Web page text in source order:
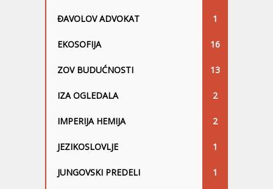
ĐAVOLOV ADVOKAT 1
EKOSOFIJA 16
ZOV BUDUĆNOSTI 13
IZA OGLEDALA 2
IMPERIJA HEMIJA 2
JEZIKOSLOVLJE 1
JUNGOVSKI PREDELI 1